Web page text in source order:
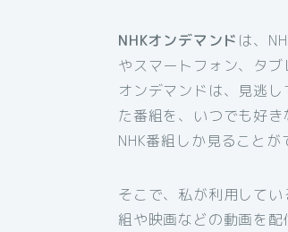
NHKオンデマンド は、
やスマートフォン、タ
オンデマンドは、見逃
た番組を、いつでも好
NHK番組しか見ることが
そこで、私が利用してい
組や映画などの動画を